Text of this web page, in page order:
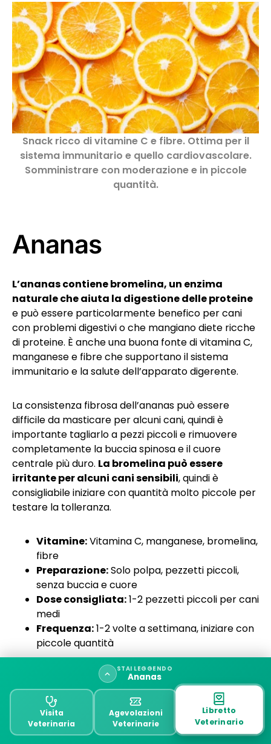
Snack ricco di vitamine C e fibre. Ottima per il
sistema immunitario e quello cardiovascolare.
Somministrare con moderazione e in piccole
quantità.
Ananas
L’ananas contiene bromelina, un enzima
naturale che aiuta la digestione delle proteine
e può essere particolarmente benefico per cani
con problemi digestivi o che mangiano diete ricche
di proteine. È anche una buona fonte di vitamina C,
manganese e fibre che supportano il sistema
immunitario e la salute dell’apparato digerente.
La consistenza fibrosa dell’ananas può essere
difficile da masticare per alcuni cani, quindi è
importante tagliarlo a pezzi piccoli e rimuovere
completamente la buccia spinosa e il cuore
centrale più duro. La bromelina può essere
irritante per alcuni cani sensibili, quindi è
consigliabile iniziare con quantità molto piccole per
testare la tolleranza.
Vitamine:Vitamina C, manganese, bromelina,
fibre
Preparazione:Solo polpa, pezzetti piccoli,
senza buccia e cuore
Dose consigliata:1-2 pezzetti piccoli per cani
medi
Frequenza:1-2 volte a settimana, iniziare con
piccole quantità
STAI LEGGENDO
Ananas
Tipi di frutta consigliata
I 5 Frutti migliori per i cani
Visita
Veterinaria
Agevolazioni
Veterinarie
Libretto
Veterinario